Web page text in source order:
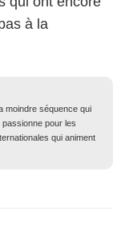
à la
moindre séquence qui
pour les
qui animent